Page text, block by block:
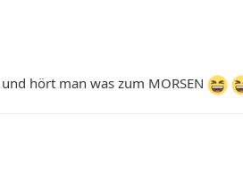
hört man was zum MORSEN